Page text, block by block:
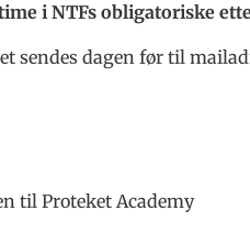
i NTFs obligatoriske
sendes dagen før til
til Proteket Academy